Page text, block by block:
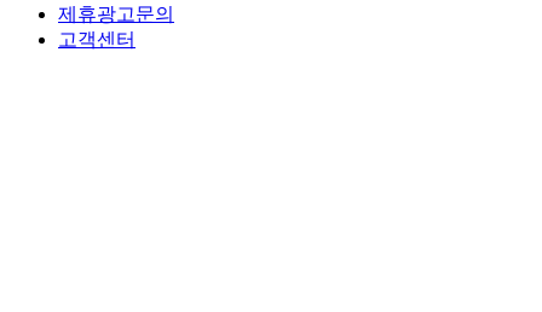
제휴광고문의
고객센터